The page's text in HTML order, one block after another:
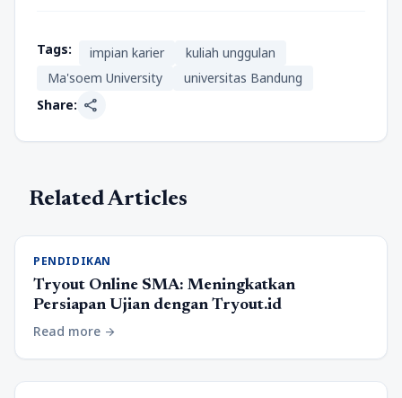
Tags: impian karier
kuliah unggulan
Ma'soem University
universitas Bandung
Share: share
Related Articles
PENDIDIKAN
Tryout Online SMA: Meningkatkan
Persiapan Ujian dengan Tryout.id
Read more arrow_forward